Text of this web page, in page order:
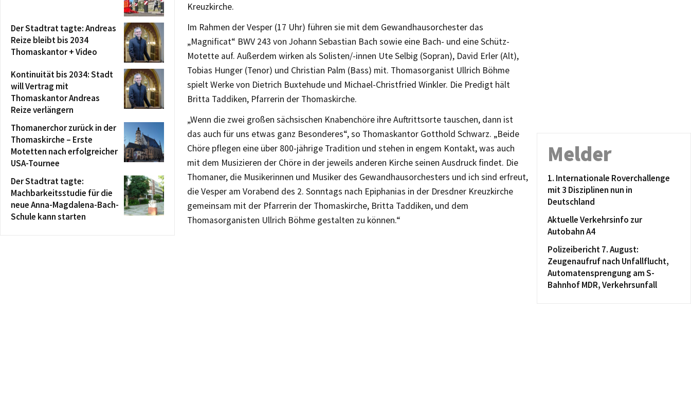
Kreuzkirche.
Im Rahmen der Vesper (17 Uhr) führen sie mit dem Gewandhausorchester das
„Magnificat“ BWV 243 von Johann Sebastian Bach sowie eine Bach- und eine Schütz-
Motette auf. Außerdem wirken als Solisten/-innen Ute Selbig (Sopran), David Erler (Alt),
Tobias Hunger (Tenor) und Christian Palm (Bass) mit. Thomasorganist Ullrich Böhme
spielt Werke von Dietrich Buxtehude und Michael-Christfried Winkler. Die Predigt hält
Britta Taddiken, Pfarrerin der Thomaskirche.
„Wenn die zwei großen sächsischen Knabenchöre ihre Auftrittsorte tauschen, dann ist
das auch für uns etwas ganz Besonderes“, so Thomaskantor Gotthold Schwarz. „Beide
Chöre pflegen eine über 800-jährige Tradition und stehen in engem Kontakt, was auch
mit dem Musizieren der Chöre in der jeweils anderen Kirche seinen Ausdruck findet. Die
Thomaner, die Musikerinnen und Musiker des Gewandhausorchesters und ich sind erfreut,
die Vesper am Vorabend des 2. Sonntags nach Epiphanias in der Dresdner Kreuzkirche
gemeinsam mit der Pfarrerin der Thomaskirche, Britta Taddiken, und dem
Thomasorganisten Ullrich Böhme gestalten zu können.“
Der Stadtrat tagte: Andreas
Reize bleibt bis 2034
Thomaskantor + Video
Kontinuität bis 2034: Stadt
will Vertrag mit
Thomaskantor Andreas
Reize verlängern
Thomanerchor zurück in der
Thomaskirche – Erste
Motetten nach erfolgreicher
USA-Tournee
Der Stadtrat tagte:
Machbarkeitsstudie für die
neue Anna-Magdalena-Bach-
Schule kann starten
Melder
1. Internationale Roverchallenge
mit 3 Disziplinen nun in
Deutschland
Aktuelle Verkehrsinfo zur
Autobahn A4
Polizeibericht 7. August:
Zeugenaufruf nach Unfallflucht,
Automatensprengung am S-
Bahnhof MDR, Verkehrsunfall